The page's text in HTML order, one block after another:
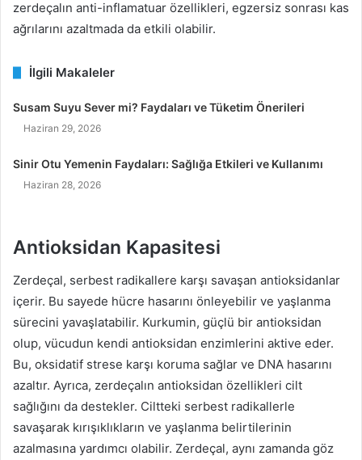
zerdeçalın anti-inflamatuar özellikleri, egzersiz sonrası kas
ağrılarını azaltmada da etkili olabilir.
İlgili Makaleler
Susam Suyu Sever mi? Faydaları ve Tüketim Önerileri
Haziran 29, 2026
Sinir Otu Yemenin Faydaları: Sağlığa Etkileri ve Kullanımı
Haziran 28, 2026
Antioksidan Kapasitesi
Zerdeçal, serbest radikallere karşı savaşan antioksidanlar
içerir. Bu sayede hücre hasarını önleyebilir ve yaşlanma
sürecini yavaşlatabilir. Kurkumin, güçlü bir antioksidan
olup, vücudun kendi antioksidan enzimlerini aktive eder.
Bu, oksidatif strese karşı koruma sağlar ve DNA hasarını
azaltır. Ayrıca, zerdeçalın antioksidan özellikleri cilt
sağlığını da destekler. Ciltteki serbest radikallerle
savaşarak kırışıklıkların ve yaşlanma belirtilerinin
azalmasına yardımcı olabilir. Zerdeçal, aynı zamanda göz